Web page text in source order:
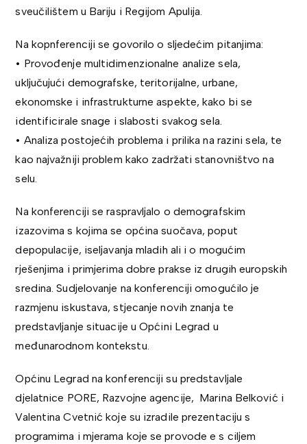
sveučilištem u Bariju i Regijom Apulija.
Na kopnferenciji se govorilo o sljedećim pitanjima:
• Provođenje multidimenzionalne analize sela,
uključujući demografske, teritorijalne, urbane,
ekonomske i infrastrukturne aspekte, kako bi se
identificirale snage i slabosti svakog sela.
• Analiza postojećih problema i prilika na razini sela, te
kao najvažniji problem kako zadržati stanovništvo na
selu.
Na konferenciji se raspravljalo o demografskim
izazovima s kojima se općina suočava, poput
depopulacije, iseljavanja mladih ali i o mogućim
rješenjima i primjerima dobre prakse iz drugih europskih
sredina. Sudjelovanje na konferenciji omogućilo je
razmjenu iskustava, stjecanje novih znanja te
predstavljanje situacije u Općini Legrad u
međunarodnom kontekstu.
Općinu Legrad na konferenciji su predstavljale
djelatnice PORE, Razvojne agencije, Marina Belković i
Valentina Cvetnić koje su izradile prezentaciju s
programima i mjerama koje se provode e s ciljem